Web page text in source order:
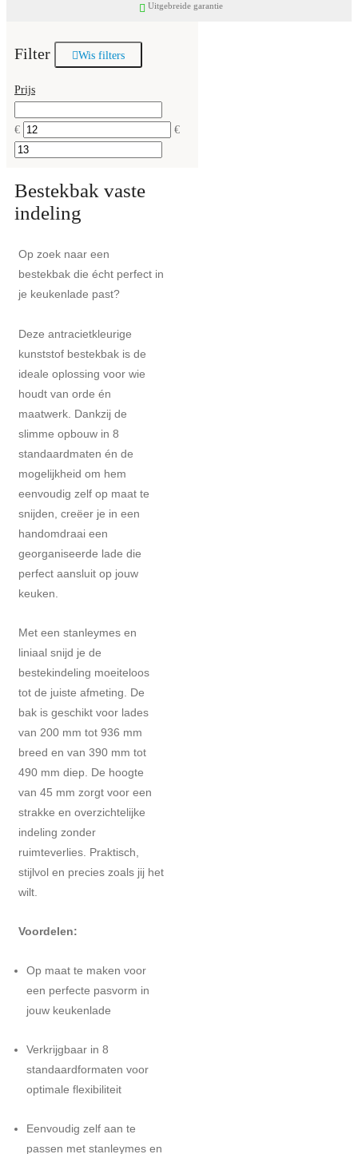
Uitgebreide garantie
Filter Wis filters
Prijs
€ €
Bestekbak vaste
indeling
Op zoek naar een
bestekbak die écht perfect in
je keukenlade past?
Deze antracietkleurige
kunststof bestekbak is de
ideale oplossing voor wie
houdt van orde én
maatwerk. Dankzij de
slimme opbouw in 8
standaardmaten én de
mogelijkheid om hem
eenvoudig zelf op maat te
snijden, creëer je in een
handomdraai een
georganiseerde lade die
perfect aansluit op jouw
keuken.
Met een stanleymes en
liniaal snijd je de
bestekindeling moeiteloos
tot de juiste afmeting. De
bak is geschikt voor lades
van 200 mm tot 936 mm
breed en van 390 mm tot
490 mm diep. De hoogte
van 45 mm zorgt voor een
strakke en overzichtelijke
indeling zonder
ruimteverlies. Praktisch,
stijlvol en precies zoals jij het
wilt.
Voordelen:
Op maat te maken voor
een perfecte pasvorm in
jouw keukenlade
Verkrijgbaar in 8
standaardformaten voor
optimale flexibiliteit
Eenvoudig zelf aan te
passen met stanleymes en